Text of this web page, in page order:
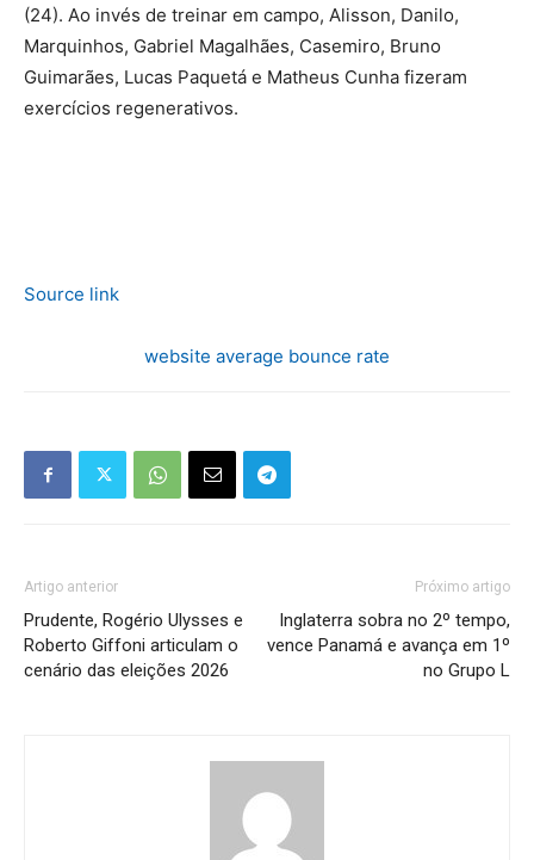
(24). Ao invés de treinar em campo, Alisson, Danilo,
Marquinhos, Gabriel Magalhães, Casemiro, Bruno
Guimarães, Lucas Paquetá e Matheus Cunha fizeram
exercícios regenerativos.
Source link
website average bounce rate
Artigo anterior
Prudente, Rogério Ulysses e
Roberto Giffoni articulam o
cenário das eleições 2026
Próximo artigo
Inglaterra sobra no 2º tempo,
vence Panamá e avança em 1º
no Grupo L